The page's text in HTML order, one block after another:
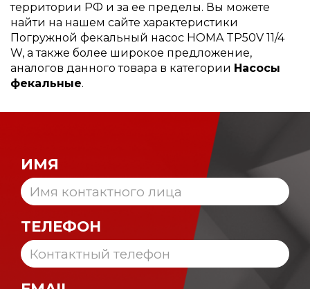
территории РФ и за ее пределы. Вы можете
найти на нашем сайте характеристики
Погружной фекальный насос HOMA TP50V 11/4
W, а также более широкое предложение,
аналогов данного товара в категории Насосы
фекальные.
ИМЯ
ТЕЛЕФОН